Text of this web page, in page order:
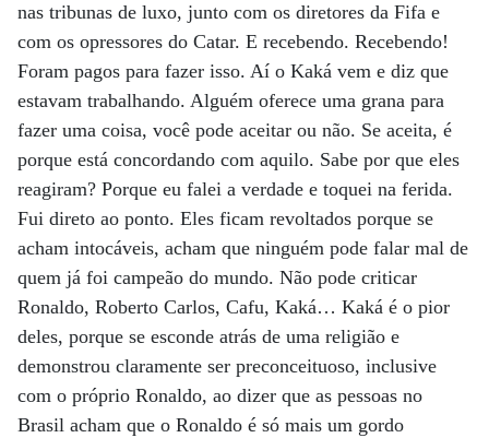
nas tribunas de luxo, junto com os diretores da Fifa e
com os opressores do Catar. E recebendo. Recebendo!
Foram pagos para fazer isso. Aí o Kaká vem e diz que
estavam trabalhando. Alguém oferece uma grana para
fazer uma coisa, você pode aceitar ou não. Se aceita, é
porque está concordando com aquilo. Sabe por que eles
reagiram? Porque eu falei a verdade e toquei na ferida.
Fui direto ao ponto. Eles ficam revoltados porque se
acham intocáveis, acham que ninguém pode falar mal de
quem já foi campeão do mundo. Não pode criticar
Ronaldo, Roberto Carlos, Cafu, Kaká… Kaká é o pior
deles, porque se esconde atrás de uma religião e
demonstrou claramente ser preconceituoso, inclusive
com o próprio Ronaldo, ao dizer que as pessoas no
Brasil acham que o Ronaldo é só mais um gordo